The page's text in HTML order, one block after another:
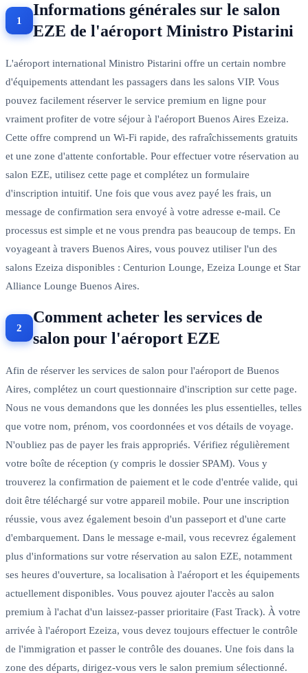
Informations générales sur le salon
EZE de l'aéroport Ministro Pistarini
L'aéroport international Ministro Pistarini offre un certain nombre
d'équipements attendant les passagers dans les salons VIP. Vous
pouvez facilement réserver le service premium en ligne pour
vraiment profiter de votre séjour à l'aéroport Buenos Aires Ezeiza.
Cette offre comprend un Wi-Fi rapide, des rafraîchissements gratuits
et une zone d'attente confortable. Pour effectuer votre réservation au
salon EZE, utilisez cette page et complétez un formulaire
d'inscription intuitif. Une fois que vous avez payé les frais, un
message de confirmation sera envoyé à votre adresse e-mail. Ce
processus est simple et ne vous prendra pas beaucoup de temps. En
voyageant à travers Buenos Aires, vous pouvez utiliser l'un des
salons Ezeiza disponibles : Centurion Lounge, Ezeiza Lounge et Star
Alliance Lounge Buenos Aires.
Comment acheter les services de
salon pour l'aéroport EZE
Afin de réserver les services de salon pour l'aéroport de Buenos
Aires, complétez un court questionnaire d'inscription sur cette page.
Nous ne vous demandons que les données les plus essentielles, telles
que votre nom, prénom, vos coordonnées et vos détails de voyage.
N'oubliez pas de payer les frais appropriés. Vérifiez régulièrement
votre boîte de réception (y compris le dossier SPAM). Vous y
trouverez la confirmation de paiement et le code d'entrée valide, qui
doit être téléchargé sur votre appareil mobile. Pour une inscription
réussie, vous avez également besoin d'un passeport et d'une carte
d'embarquement. Dans le message e-mail, vous recevrez également
plus d'informations sur votre réservation au salon EZE, notamment
ses heures d'ouverture, sa localisation à l'aéroport et les équipements
actuellement disponibles. Vous pouvez ajouter l'accès au salon
premium à l'achat d'un laissez-passer prioritaire (Fast Track). À votre
arrivée à l'aéroport Ezeiza, vous devez toujours effectuer le contrôle
de l'immigration et passer le contrôle des douanes. Une fois dans la
zone des départs, dirigez-vous vers le salon premium sélectionné.